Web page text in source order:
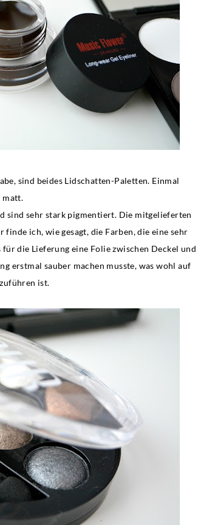
sind beides Lidschatten-Paletten. Einmal
matt.
sind sehr stark pigmentiert. Die mitgelieferten
finde ich, wie gesagt, die Farben, die eine sehr
die Lieferung eine Folie zwischen Deckel und
erstmal sauber machen musste, was wohl auf
ist.